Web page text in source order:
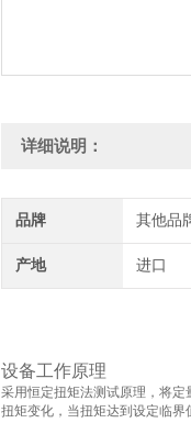
详细说明：
品牌 其他品
产地 进口
设备工作原理
采用恒定扭矩法测试原理，将
扭矩变化，当扭矩达到设定临